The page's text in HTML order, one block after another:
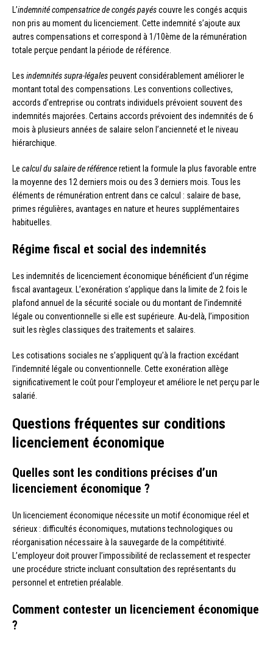
L’indemnité compensatrice de congés payéscouvre les congés acquis
non pris au moment du licenciement. Cette indemnité s’ajoute aux
autres compensations et correspond à 1/10ème de la rémunération
totale perçue pendant la période de référence.
Les indemnités supra-légalespeuvent considérablement améliorer le
montant total des compensations. Les conventions collectives,
accords d’entreprise ou contrats individuels prévoient souvent des
indemnités majorées. Certains accords prévoient des indemnités de 6
mois à plusieurs années de salaire selon l’ancienneté et le niveau
hiérarchique.
Le calcul du salaire de référenceretient la formule la plus favorable entre
la moyenne des 12 derniers mois ou des 3 derniers mois. Tous les
éléments de rémunération entrent dans ce calcul : salaire de base,
primes régulières, avantages en nature et heures supplémentaires
habituelles.
Régime fiscal et social des indemnités
Les indemnités de licenciement économique bénéficient d’un régime
fiscal avantageux. L’exonération s’applique dans la limite de 2 fois le
plafond annuel de la sécurité sociale ou du montant de l’indemnité
légale ou conventionnelle si elle est supérieure. Au-delà, l’imposition
suit les règles classiques des traitements et salaires.
Les cotisations sociales ne s’appliquent qu’à la fraction excédant
l’indemnité légale ou conventionnelle. Cette exonération allège
significativement le coût pour l’employeur et améliore le net perçu par le
salarié.
Questions fréquentes sur conditions
licenciement économique
Quelles sont les conditions précises d’un
licenciement économique ?
Un licenciement économique nécessite un motif économique réel et
sérieux : difficultés économiques, mutations technologiques ou
réorganisation nécessaire à la sauvegarde de la compétitivité.
L’employeur doit prouver l’impossibilité de reclassement et respecter
une procédure stricte incluant consultation des représentants du
personnel et entretien préalable.
Comment contester un licenciement économique
?